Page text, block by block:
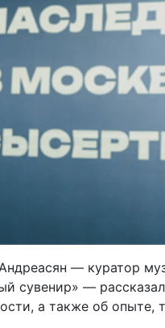
— куратор
сувенир» —
а также об опыте,